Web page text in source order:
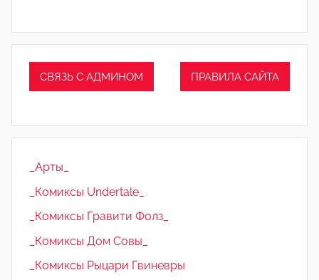
СВЯЗЬ С АДМИНОМ ПРАВИЛА САЙТА
_Арты_
_Комиксы Undertale_
_Комиксы Гравити Фолз_
_Комиксы Дом Совы_
_Комиксы Рыцари Гвиневры